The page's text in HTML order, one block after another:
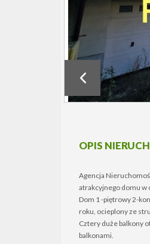
OPIS
Agencja
atrakcyjnego domu
Dom 1 -piętrowy 2-
roku, ocieplony ze
Cztery duże balkony
balkonami.